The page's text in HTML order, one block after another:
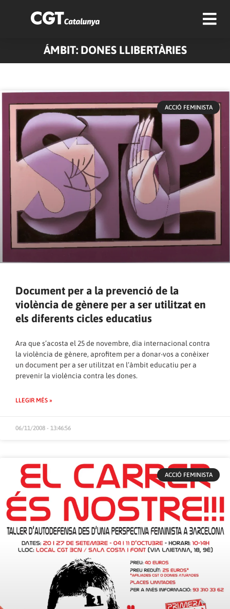
ÁMBIT: DONES LLIBERTÀRIES
ACCIÓ FEMINISTA
Document per a la prevenció de la
violència de gènere per a ser utilitzat en
els diferents cicles educatius
Ara que s’acosta el 25 de novembre, dia internacional contra
la violència de gènere, aprofitem per a donar-vos a conèixer
un document per a ser utilitzat en l’àmbit educatiu per a
prevenir la violència contra les dones.
LLEGIR MÉS »
06/11/2008 - 13:46:56
ACCIÓ FEMINISTA